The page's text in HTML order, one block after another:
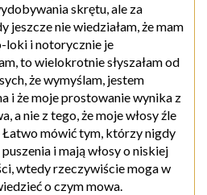
skrętu, ale za
jeszcze nie wiedziałam, że mam
loki i notorycznie je
to wielokrotnie słyszałam od
że wymyślam, jestem
i że moje prostowanie wynika z
a nie z tego, że moje włosy źle
Łatwo mówić tym, którzy nigdy
i mają włosy o niskiej
wtedy rzeczywiście moga w
o czym mowa.